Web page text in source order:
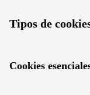
Tipos de
Cookies